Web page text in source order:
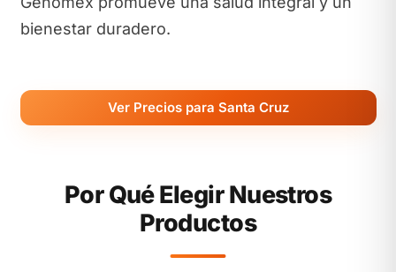
bienestar duradero.
Ver Precios para Santa Cruz
Por Qué Elegir Nuestros
Productos